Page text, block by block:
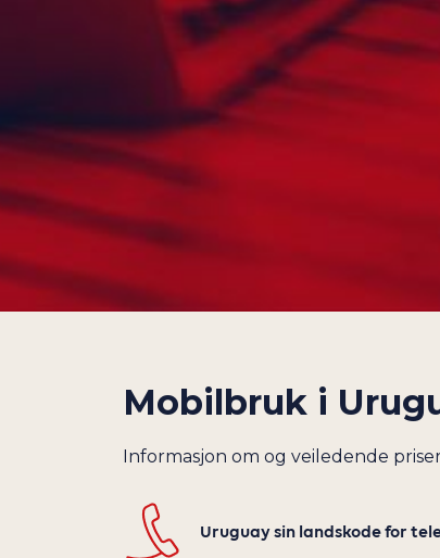
Mobilbruk i
Informasjon om og veiledende
Uruguay sin landskode for